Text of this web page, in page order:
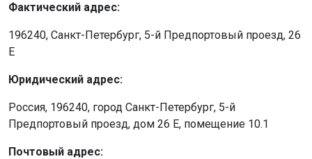
Фактический адрес:
196240, Санкт-Петербург, 5-й Предпортовый проезд, 26
Е
Юридический адрес:
Россия, 196240, город Санкт-Петербург, 5-й
Предпортовый проезд, дом 26 Е, помещение 10.1
Почтовый адрес: